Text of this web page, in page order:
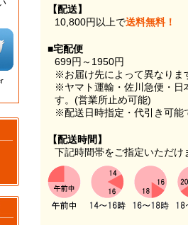
【配送】
10,800円以上で送料無料！
■宅配便
699円～1950円
※お届け先によって異なりま
※ヤマト運輸・佐川急便・日
す。(営業所止め可能)
※配送日時指定・代引き可能
【配送時間】
下記時間帯をご指定いただけ